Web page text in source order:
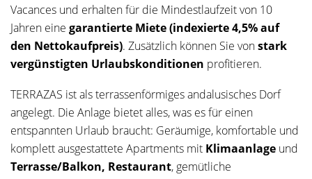
Vacances und erhalten für die Mindestlaufzeit von 10
Jahren eine garantierte Miete (indexierte 4,5% auf
den Nettokaufpreis). Zusätzlich können Sie vonstark
vergünstigten Urlaubskonditionen profitieren.
TERRAZAS ist als terrassenförmiges andalusisches Dorf
angelegt. Die Anlage bietet alles, was es für einen
entspannten Urlaub braucht: Geräumige, komfortable und
komplett ausgestattete Apartments mit Klimaanlage und
Terrasse/Balkon, Restaurant, gemütliche